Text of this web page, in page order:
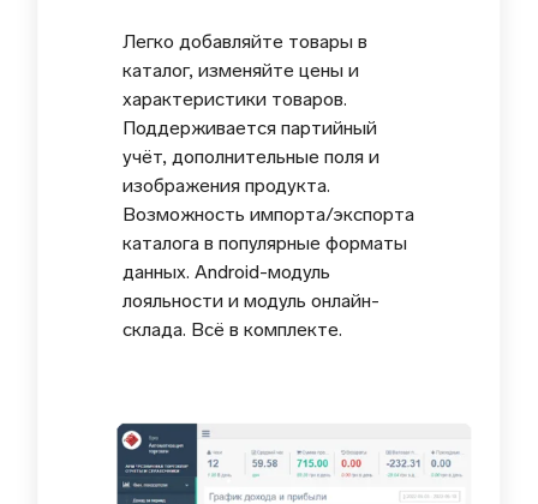
Легко добавляйте товары в
каталог, изменяйте цены и
характеристики товаров.
Поддерживается партийный
учёт, дополнительные поля и
изображения продукта.
Возможность импорта/экспорта
каталога в популярные форматы
данных. Android-модуль
лояльности и модуль онлайн-
склада. Всё в комплекте.